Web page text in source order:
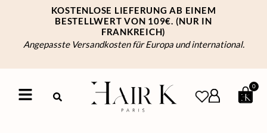
KOSTENLOSE LIEFERUNG AB EINEM
BESTELLWERT VON 109€. (NUR IN
FRANKREICH)
Angepasste Versandkosten für Europa und international.
0